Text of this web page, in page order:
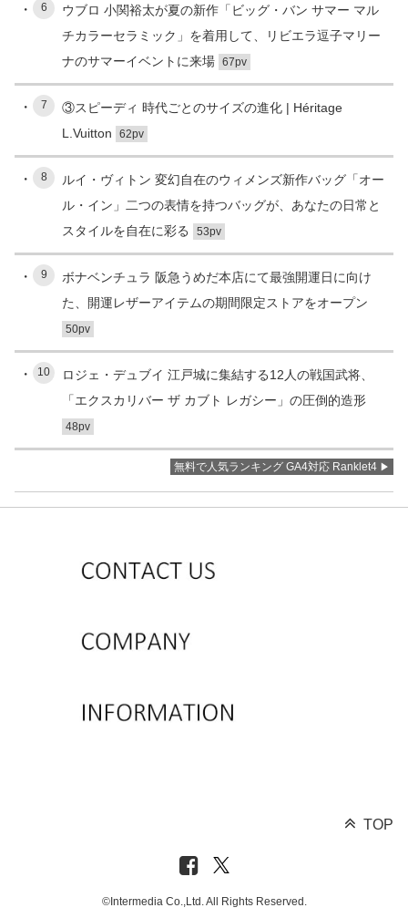
6
ウブロ 小関裕太が夏の新作「ビッグ・バン サマー マル
チカラーセラミック」を着用して、リビエラ逗子マリー
ナのサマーイベントに来場 67pv
7
③スピーディ 時代ごとのサイズの進化 | Héritage
L.Vuitton
62pv
8
ルイ・ヴィトン 変幻自在のウィメンズ新作バッグ「オー
ル・イン」二つの表情を持つバッグが、あなたの日常と
スタイルを自在に彩る
53pv
9
ボナベンチュラ 阪急うめだ本店にて最強開運日に向け
た、開運レザーアイテムの期間限定ストアをオープン
50pv
10
ロジェ・デュブイ 江戸城に集結する12人の戦国武将、
「エクスカリバー ザ カブト レガシー」の圧倒的造形
48pv
無料で人気ランキング GA4対応 Ranklet4
TOP
©Intermedia Co.,Ltd. All Rights Reserved.